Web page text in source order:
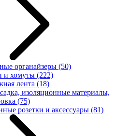
органайзеры (50)
и хомуты (222)
лента (18)
изоляционные материалы,
(75)
розетки и аксессуары (81)